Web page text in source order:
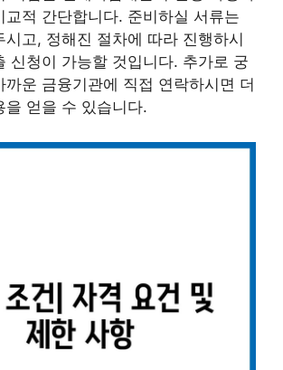
교적 간단합니다. 준비하실 서류는
시고, 정해진 절차에 따라 진행하시
신청이 가능할 것입니다. 추가로 궁
까운 금융기관에 직접 연락하시면 더
을 얻을 수 있습니다.